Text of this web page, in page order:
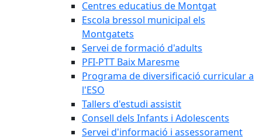
Centres educatius de Montgat
Escola bressol municipal els
Montgatets
Servei de formació d'adults
PFI-PTT Baix Maresme
Programa de diversificació curricular a
l'ESO
Tallers d'estudi assistit
Consell dels Infants i Adolescents
Servei d'informació i assessorament